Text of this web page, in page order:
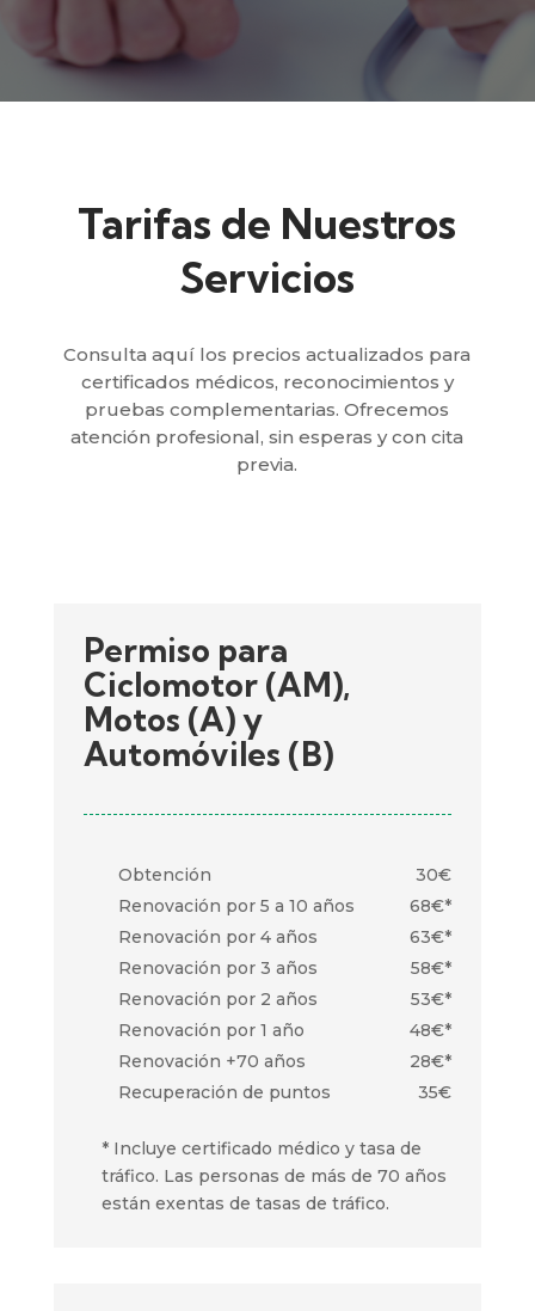
Tarifas de Nuestros
Servicios
Consulta aquí los precios actualizados para
certificados médicos, reconocimientos y
pruebas complementarias. Ofrecemos
atención profesional, sin esperas y con cita
previa.
Permiso para
Ciclomotor (AM),
Motos (A) y
Automóviles (B)
Obtención
30€
Renovación por 5 a 10 años
68€*
Renovación por 4 años
63€*
Renovación por 3 años
58€*
Renovación por 2 años
53€*
Renovación por 1 año
48€*
Renovación +70 años
28€*
Recuperación de puntos
35€
* Incluye certificado médico y tasa de
tráfico. Las personas de más de 70 años
están exentas de tasas de tráfico.